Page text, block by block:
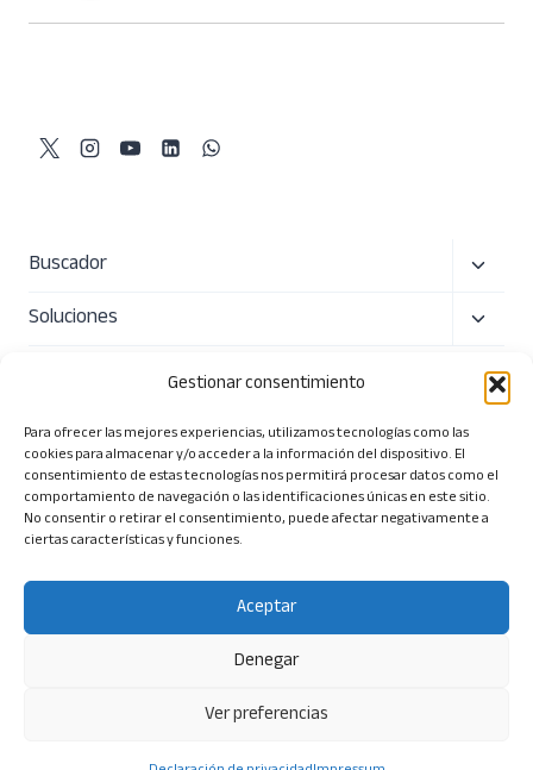
Gestionar consentimiento
Para ofrecer las mejores experiencias, utilizamos tecnologías como las
cookies para almacenar y/o acceder a la información del dispositivo. El
consentimiento de estas tecnologías nos permitirá procesar datos como el
comportamiento de navegación o las identificaciones únicas en este sitio.
No consentir o retirar el consentimiento, puede afectar negativamente a
ciertas características y funciones.
Aceptar
Denegar
Ver preferencias
Buscador
hijo
Soluciones
hijo
Sobre nosotros
Herramientas
menú
© 2026 Tendios Technologies SL. Todos los derechos
reservados.
Política de Privacidad
de Seguridad